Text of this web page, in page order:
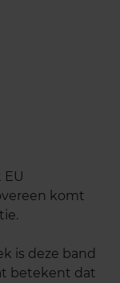
komt
is deze band
betekent dat